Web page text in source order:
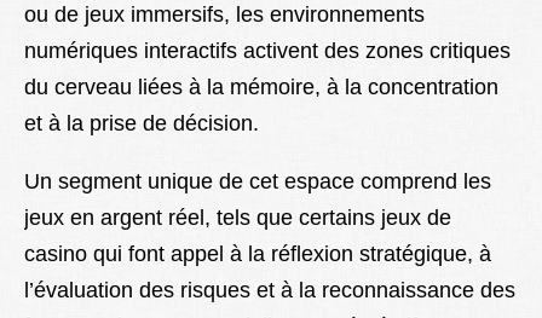
ou de jeux immersifs, les environnements
numériques interactifs activent des zones critiques
du cerveau liées à la mémoire, à la concentration
et à la prise de décision.
Un segment unique de cet espace comprend les
jeux en argent réel, tels que certains jeux de
casino qui font appel à la réflexion stratégique, à
l’évaluation des risques et à la reconnaissance des